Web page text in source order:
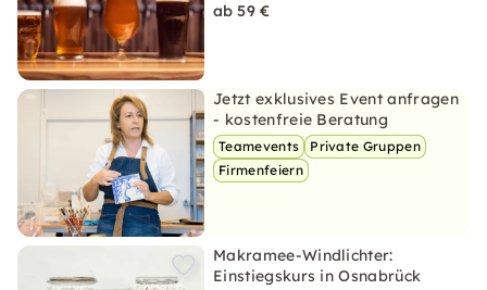
ab 59 €
Jetzt exklusives Event anfragen
- kostenfreie Beratung
Teamevents
Private Gruppen
Firmenfeiern
Makramee-Windlichter:
Einstiegskurs in Osnabrück